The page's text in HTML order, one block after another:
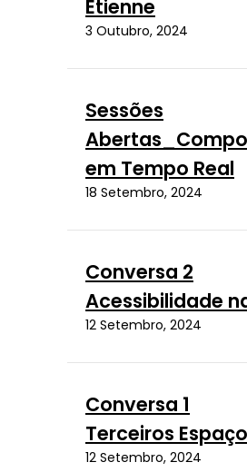
Étienne
3 Outubro, 2024
Sessões
em Tempo Real
18 Setembro, 2024
Conversa 2
Acessibilidade
12 Setembro, 2024
Conversa 1
Terceiros
12 Setembro, 2024